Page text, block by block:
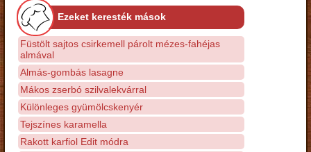
Ezeket keresték mások
Füstölt sajtos csirkemell párolt mézes-fahéjas
almával
Almás-gombás lasagne
Mákos zserbó szilvalekvárral
Különleges gyümölcskenyér
Tejszínes karamella
Rakott karfiol Edit módra